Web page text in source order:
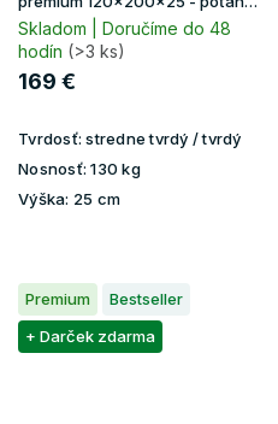
Lavender
Skladom | Doručíme do 48
hodín (>3 ks)
169 €
Tvrdosť: stredne tvrdý / tvrdý
Nosnosť: 130 kg
Výška: 25 cm
Premium
Bestseller
+ Darček zdarma